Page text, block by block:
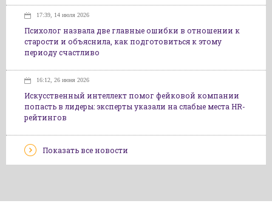
17:39, 14 июля 2026
Психолог назвала две главные ошибки в отношении к
старости и объяснила, как подготовиться к этому
периоду счастливо
16:12, 26 июня 2026
Искусственный интеллект помог фейковой компании
попасть в лидеры: эксперты указали на слабые места HR-
рейтингов
Показать все новости